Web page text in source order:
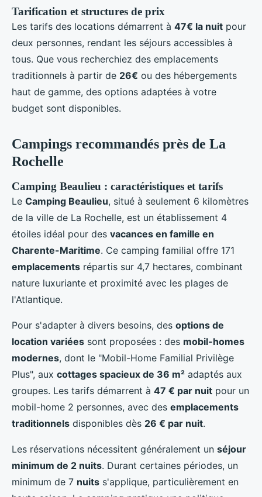
Tarification et structures de prix
Les tarifs des locations démarrent à 47€ la nuit pour
deux personnes, rendant les séjours accessibles à
tous. Que vous recherchiez des emplacements
traditionnels à partir de 26€ ou des hébergements
haut de gamme, des options adaptées à votre
budget sont disponibles.
Campings recommandés près de La
Rochelle
Camping Beaulieu : caractéristiques et tarifs
Le Camping Beaulieu, situé à seulement 6 kilomètres
de la ville de La Rochelle, est un établissement 4
étoiles idéal pour des vacances en famille en
Charente-Maritime. Ce camping familial offre 171
emplacements répartis sur 4,7 hectares, combinant
nature luxuriante et proximité avec les plages de
l'Atlantique.
Pour s'adapter à divers besoins, des options de
location variées sont proposées : des mobil-homes
modernes, dont le "Mobil-Home Familial Privilège
Plus", aux cottages spacieux de 36 m² adaptés aux
groupes. Les tarifs démarrent à 47 € par nuit pour un
mobil-home 2 personnes, avec des emplacements
traditionnels disponibles dès 26 € par nuit.
Les réservations nécessitent généralement un séjour
minimum de 2 nuits. Durant certaines périodes, un
minimum de 7 nuits s'applique, particulièrement en